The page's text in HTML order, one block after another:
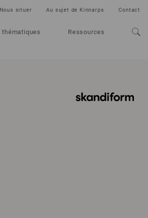
thématiques Ressources
Nous situer Au sujet de Kinnarps Contact